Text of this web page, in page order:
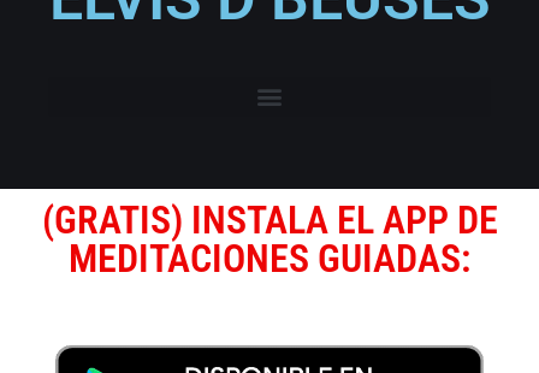
(GRATIS) INSTALA EL APP DE
MEDITACIONES GUIADAS: